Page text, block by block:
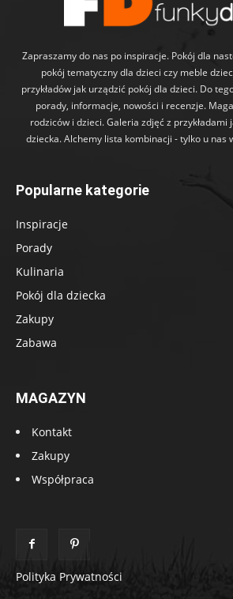
Zapraszamy do nas po inspiracje. Pokój dla
pokój tematyczny dla dzieci czy meble
przykładów jak urządzić pokój dla dzieci. Do
porady, informacje, nowości i recenzje.
rodziców i dzieci. Galeria zdjęć z przykładami
dziecka. Alchemy lista kombinacji - tylko u nas
Popularne kategorie
Inspiracje
Porady
Kulinaria
Pokój dla dziecka
Zakupy
Zabawa
MAGAZYN
Kontakt
Zakupy
Współpraca
Polityka Prywatności